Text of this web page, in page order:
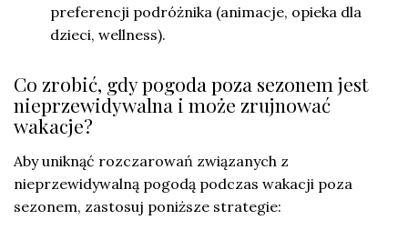
preferencji podróżnika (animacje, opieka dla
dzieci, wellness).
Co zrobić, gdy pogoda poza sezonem jest
nieprzewidywalna i może zrujnować
wakacje?
Aby uniknąć rozczarowań związanych z
nieprzewidywalną pogodą podczas wakacji poza
sezonem, zastosuj poniższe strategie: